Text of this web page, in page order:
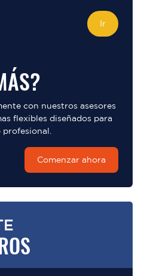
Ir
con nuestros asesores
flexibles diseñados para
Comenzar ahora